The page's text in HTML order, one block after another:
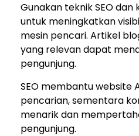
Gunakan teknik SEO
untuk meningkatkan
mesin pencari. Artikel
yang relevan dapat
pengunjung.
SEO membantu website
pencarian, sementara
menarik dan
pengunjung.